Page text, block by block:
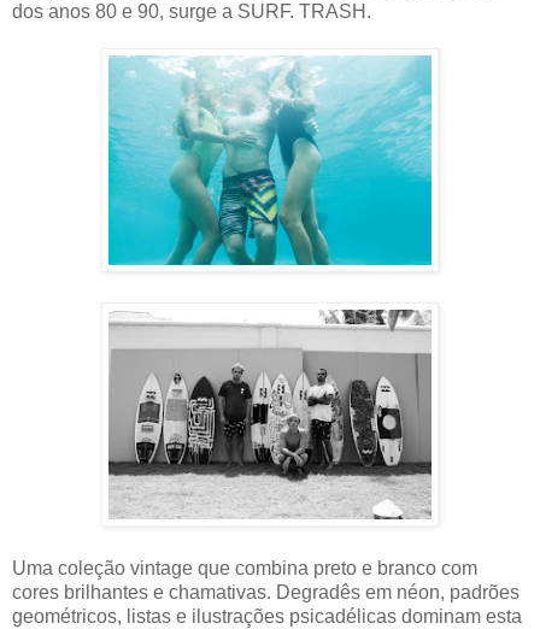
dos anos 80 e 90, surge a SURF. TRASH.
Uma coleção vintage que combina preto e branco com
cores brilhantes e chamativas. Degradês em néon, padrões
geométricos, listas e ilustrações psicadélicas dominam esta